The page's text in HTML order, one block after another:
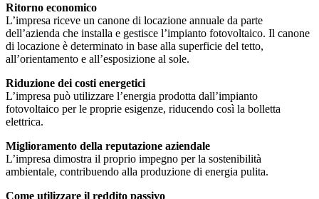
Ritorno economico
L’impresa riceve un canone di locazione annuale da parte
dell’azienda che installa e gestisce l’impianto fotovoltaico. Il canone
di locazione è determinato in base alla superficie del tetto,
all’orientamento e all’esposizione al sole.
Riduzione dei costi energetici
L’impresa può utilizzare l’energia prodotta dall’impianto
fotovoltaico per le proprie esigenze, riducendo così la bolletta
elettrica.
Miglioramento della reputazione aziendale
L’impresa dimostra il proprio impegno per la sostenibilità
ambientale, contribuendo alla produzione di energia pulita.
Come utilizzare il reddito passivo